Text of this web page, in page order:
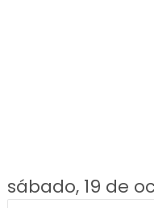
sábado, 19 de